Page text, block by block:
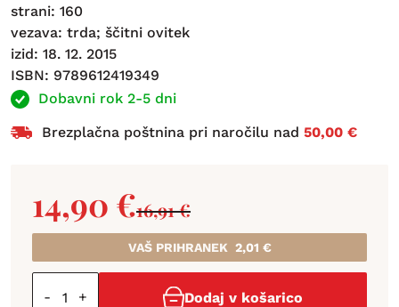
strani: 160
vezava: trda; ščitni ovitek
izid: 18. 12. 2015
ISBN: 9789612419349
Dobavni rok 2-5 dni
Brezplačna poštnina pri naročilu nad 50,00 €
16,91€
14,90 €
VAŠ PRIHRANEK 2,01 €
- + Dodaj v košarico